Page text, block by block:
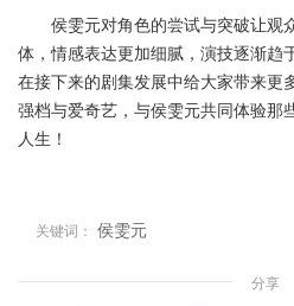
侯雯元对角色的尝试与突破让观
体，情感表达更加细腻，演技逐渐趋
在接下来的剧集发展中给大家带来更
强档与爱奇艺，与侯雯元共同体验那
人生！
关键词： 侯雯元
分享